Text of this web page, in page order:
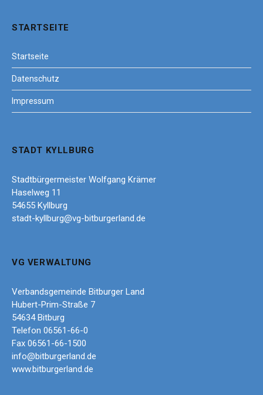
STARTSEITE
Startseite
Datenschutz
Impressum
STADT KYLLBURG
Stadtbürgermeister Wolfgang Krämer
Haselweg 11
54655 Kyllburg
stadt-kyllburg@vg-bitburgerland.de
VG VERWALTUNG
Verbandsgemeinde Bitburger Land
Hubert-Prim-Straße 7
54634 Bitburg
Telefon 06561-66-0
Fax 06561-66-1500
info@bitburgerland.de
www.bitburgerland.de